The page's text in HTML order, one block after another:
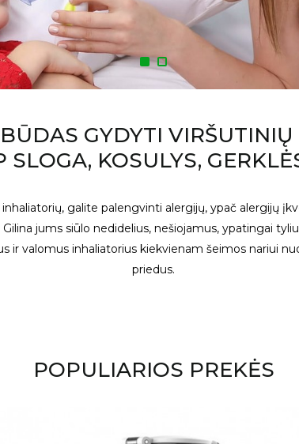
GYDYTI
SLOGA, KOSULYS,
galite palengvinti alergijų, ypač alergijų
jums siūlo nedidelius, nešiojamus, ypatingai
ir valomus inhaliatorius kiekvienam šeimos nariui
priedus.
POPULIARIOS PREKĖS